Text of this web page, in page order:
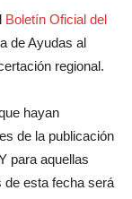
Boletín Oficial del
de Ayudas al
regional.
hayan
de la publicación
para aquellas
de esta fecha será